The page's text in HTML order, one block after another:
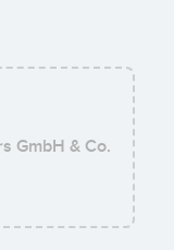
GmbH & Co.